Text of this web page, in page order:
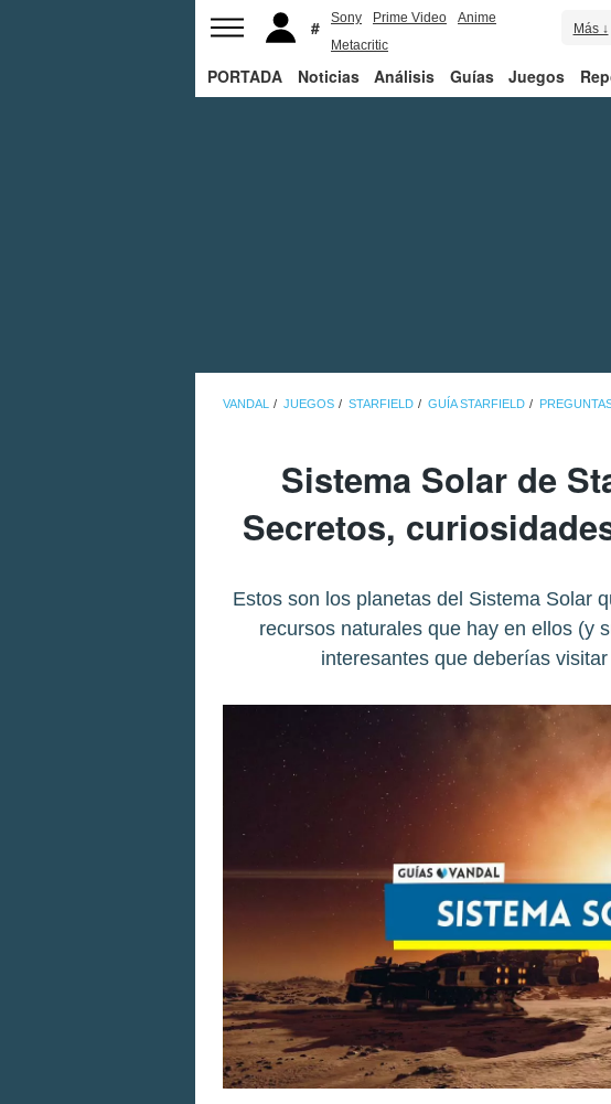
Sony Prime Video
Anime
Metacritic
Más ↓
PORTADA Noticias Análisis Guías Juegos
VANDAL JUEGOS STARFIELD GUÍA STARFIELD
Sistema Solar de
Secretos,
Estos son los planetas del Sistema Solar
recursos naturales que hay en ellos (y
interesantes que deberías